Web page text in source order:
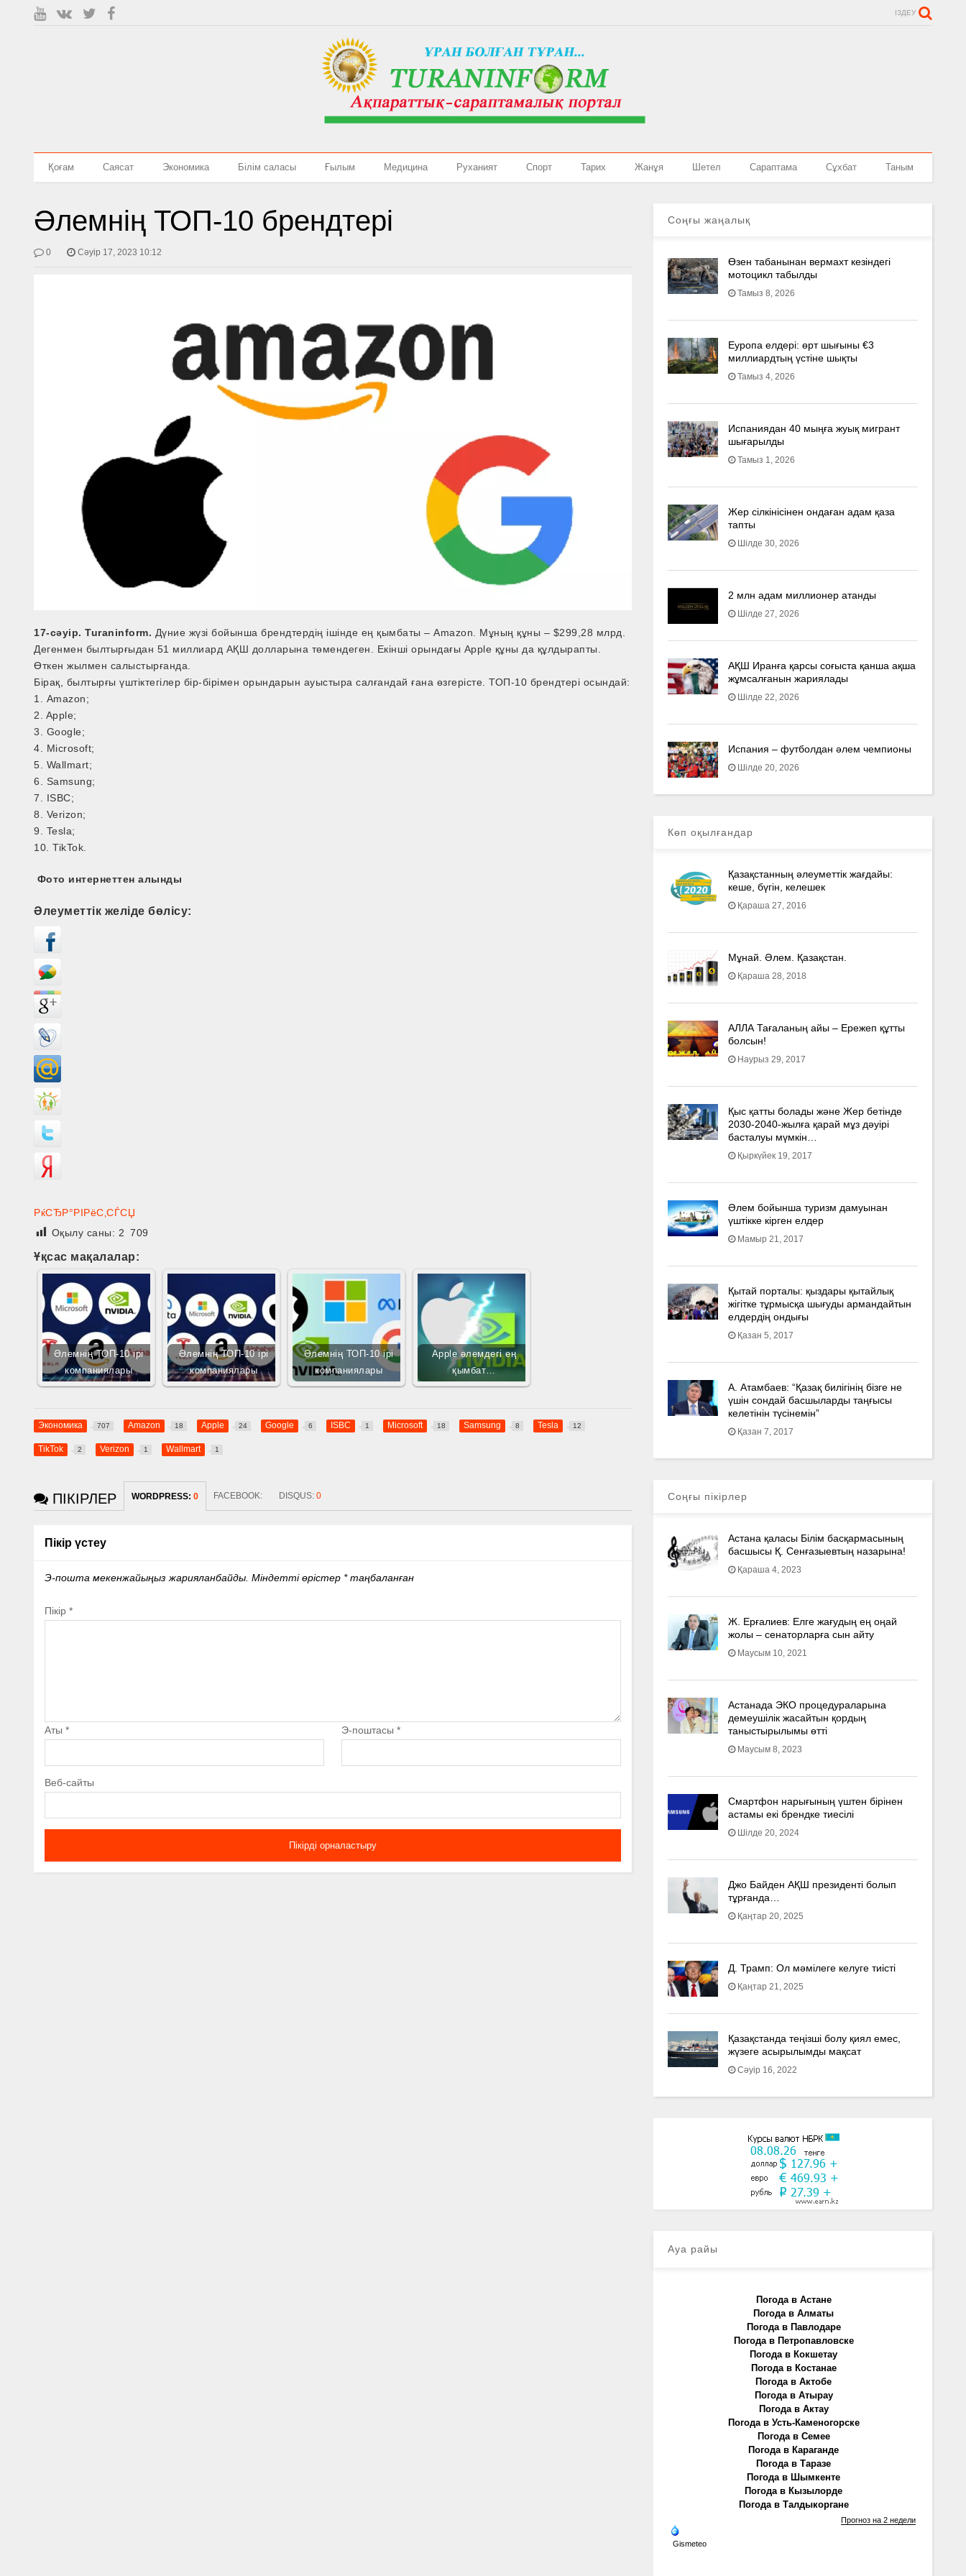
ІЗДЕУ
Қоғам Саясат Экономика Білім саласы Ғылым Медицина Руханият Спорт Тарих Жанұя Шетел Сараптама Сұхбат Таным
Әлемнің ТОП-10 брендтері
0 Сәуір 17, 2023 10:12
17-сәуір. Turaninform. Дүние жүзі бойынша брендтердің ішінде ең қымбаты – Amazon. Мұның құны – $299,28 млрд.
Дегенмен былтырғыдан 51 миллиард АҚШ долларына төмендеген. Екінші орындағы Apple құны да құлдырапты.
Өткен жылмен салыстырғанда.
Бірақ, былтырғы үштіктегілер бір-бірімен орындарын ауыстыра салғандай ғана өзгерісте. ТОП-10 брендтері осындай:
1. Amazon;
2. Apple;
3. Google;
4. Microsoft;
5. Wallmart;
6. Samsung;
7. ISBC;
8. Verizon;
9. Tesla;
10. TikTok.
Фото интернеттен алынды
Әлеуметтік желіде бөлісу:
РќСЂР°РІРёС‚СЃСЏ
Оқылу саны: 2 709
Ұқсас мақалалар:
Әлемнің ТОП-10 ірі
компаниялары
Әлемнің ТОП-10 ірі
компаниялары
Әлемнің ТОП-10 ірі
компаниялары
Apple әлемдегі ең
қымбат…
Экономика 707 Amazon 18 Apple 24 Google 6 ISBC 1 Microsoft 18 Samsung 8 Tesla 12
TikTok 2 Verizon 1 Wallmart 1
ПІКІРЛЕР WORDPRESS:0 FACEBOOK: DISQUS:0
Пікір үстеу
Э-пошта мекенжайыңыз жарияланбайды.Міндетті өрістер *таңбаланған
Пікір*
Аты* Э-поштасы*
Веб-сайты
Соңғы жаңалық
Өзен табанынан вермахт кезіндегі
мотоцикл табылды
Тамыз 8, 2026
Еуропа елдері: өрт шығыны €3
миллиардтың үстіне шықты
Тамыз 4, 2026
Испаниядан 40 мыңға жуық мигрант
шығарылды
Тамыз 1, 2026
Жер сілкінісінен ондаған адам қаза
тапты
Шілде 30, 2026
2 млн адам миллионер атанды
Шілде 27, 2026
АҚШ Иранға қарсы соғыста қанша ақша
жұмсалғанын жариялады
Шілде 22, 2026
Испания – футболдан әлем чемпионы
Шілде 20, 2026
Көп оқылғандар
Қазақстанның әлеуметтік жағдайы:
кеше, бүгін, келешек
Қараша 27, 2016
Мұнай. Әлем. Қазақстан.
Қараша 28, 2018
АЛЛА Тағаланың айы – Ережеп құтты
болсын!
Наурыз 29, 2017
Қыс қатты болады және Жер бетінде
2030-2040­-жылға қарай мұз дәуірі
басталуы мүмкін…
Қыркүйек 19, 2017
Әлем бойынша туризм дамуынан
үштікке кірген елдер
Мамыр 21, 2017
Қытай порталы: қыздары қытайлық
жігітке тұрмысқа шығуды армандайтын
елдердің ондығы
Қазан 5, 2017
А. Атамбаев: “Қазақ билігінің бізге не
үшін сондай басшыларды таңғысы
келетінін түсінемін”
Қазан 7, 2017
Соңғы пікірлер
Астана қаласы Білім басқармасының
басшысы Қ. Сенғазыевтың назарына!
Қараша 4, 2023
Ж. Ерғалиев: Елге жағудың ең оңай
жолы – сенаторларға сын айту
Маусым 10, 2021
Астанада ЭКО процедураларына
демеушілік жасайтын қордың
таныстырылымы өтті
Маусым 8, 2023
Смартфон нарығының үштен бірінен
астамы екі брендке тиесілі
Шілде 20, 2024
Джо Байден АҚШ президенті болып
тұрғанда…
Қаңтар 20, 2025
Д. Трамп: Ол мәмілеге келуге тиісті
Қаңтар 21, 2025
Қазақстанда теңізші болу қиял емес,
жүзеге асырылымды мақсат
Сәуір 16, 2022
Ауа райы
Погода в Астане
Погода в Алматы
Погода в Павлодаре
Погода в Петропавловске
Погода в Кокшетау
Погода в Костанае
Погода в Актобе
Погода в Атырау
Погода в Актау
Погода в Усть-Каменогорске
Погода в Семее
Погода в Караганде
Погода в Таразе
Погода в Шымкенте
Погода в Кызылорде
Погода в Талдыкоргане
Gismeteo
Прогноз на 2 недели